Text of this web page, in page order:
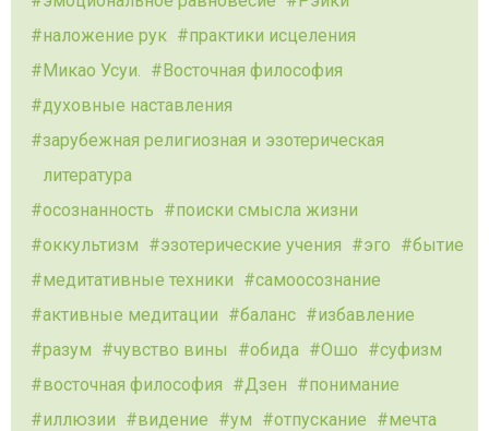
наложение рук
практики исцеления
Микао Усуи.
Восточная философия
духовные наставления
зарубежная религиозная и эзотерическая
литература
осознанность
поиски смысла жизни
оккультизм
эзотерические учения эго
бытие
медитативные техники
самоосознание
активные медитации
баланс
избавление
разум
чувство вины обида Ошо
суфизм
восточная философия
Дзен
понимание
иллюзии
видение ум отпускание
мечта